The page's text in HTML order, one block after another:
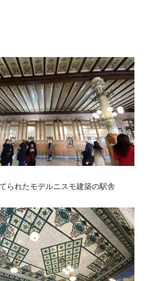
られたモデルニスモ建築の駅舎